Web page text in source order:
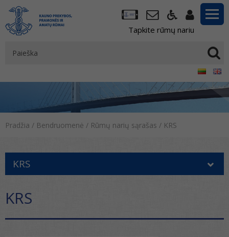
Tapkite rūmų nariu
Pradžia / Bendruomenė / Rūmų narių sąrašas / KRS
KRS
KRS